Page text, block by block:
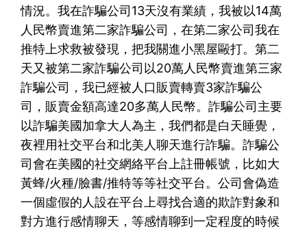
情況。我在詐騙公司13天沒有業績，我被以14萬
人民幣賣進第二家詐騙公司，在第二家公司我在
推特上求救被發現，把我關進小黑屋毆打。第二
天又被第二家詐騙公司以20萬人民幣賣進第三家
詐騙公司，我已經被人口販賣轉賣3家詐騙公
司，販賣金額高達20多萬人民幣。詐騙公司主要
以詐騙美國加拿大人為主，我們都是白天睡覺，
夜裡用社交平台和北美人聊天進行詐騙。詐騙公
司會在美國的社交網絡平台上註冊帳號，比如大
黃蜂/火種/臉書/推特等等社交平台。公司會偽造
一個虛假的人設在平台上尋找合適的欺詐對象和
對方進行感情聊天，等感情聊到一定程度的時候